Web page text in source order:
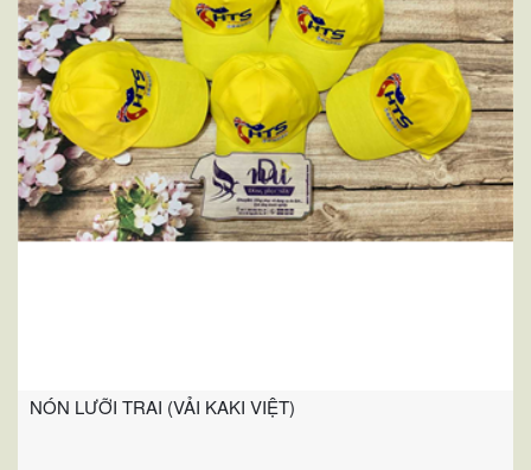
NÓN LƯỠI TRAI (VẢI KAKI VIỆT)